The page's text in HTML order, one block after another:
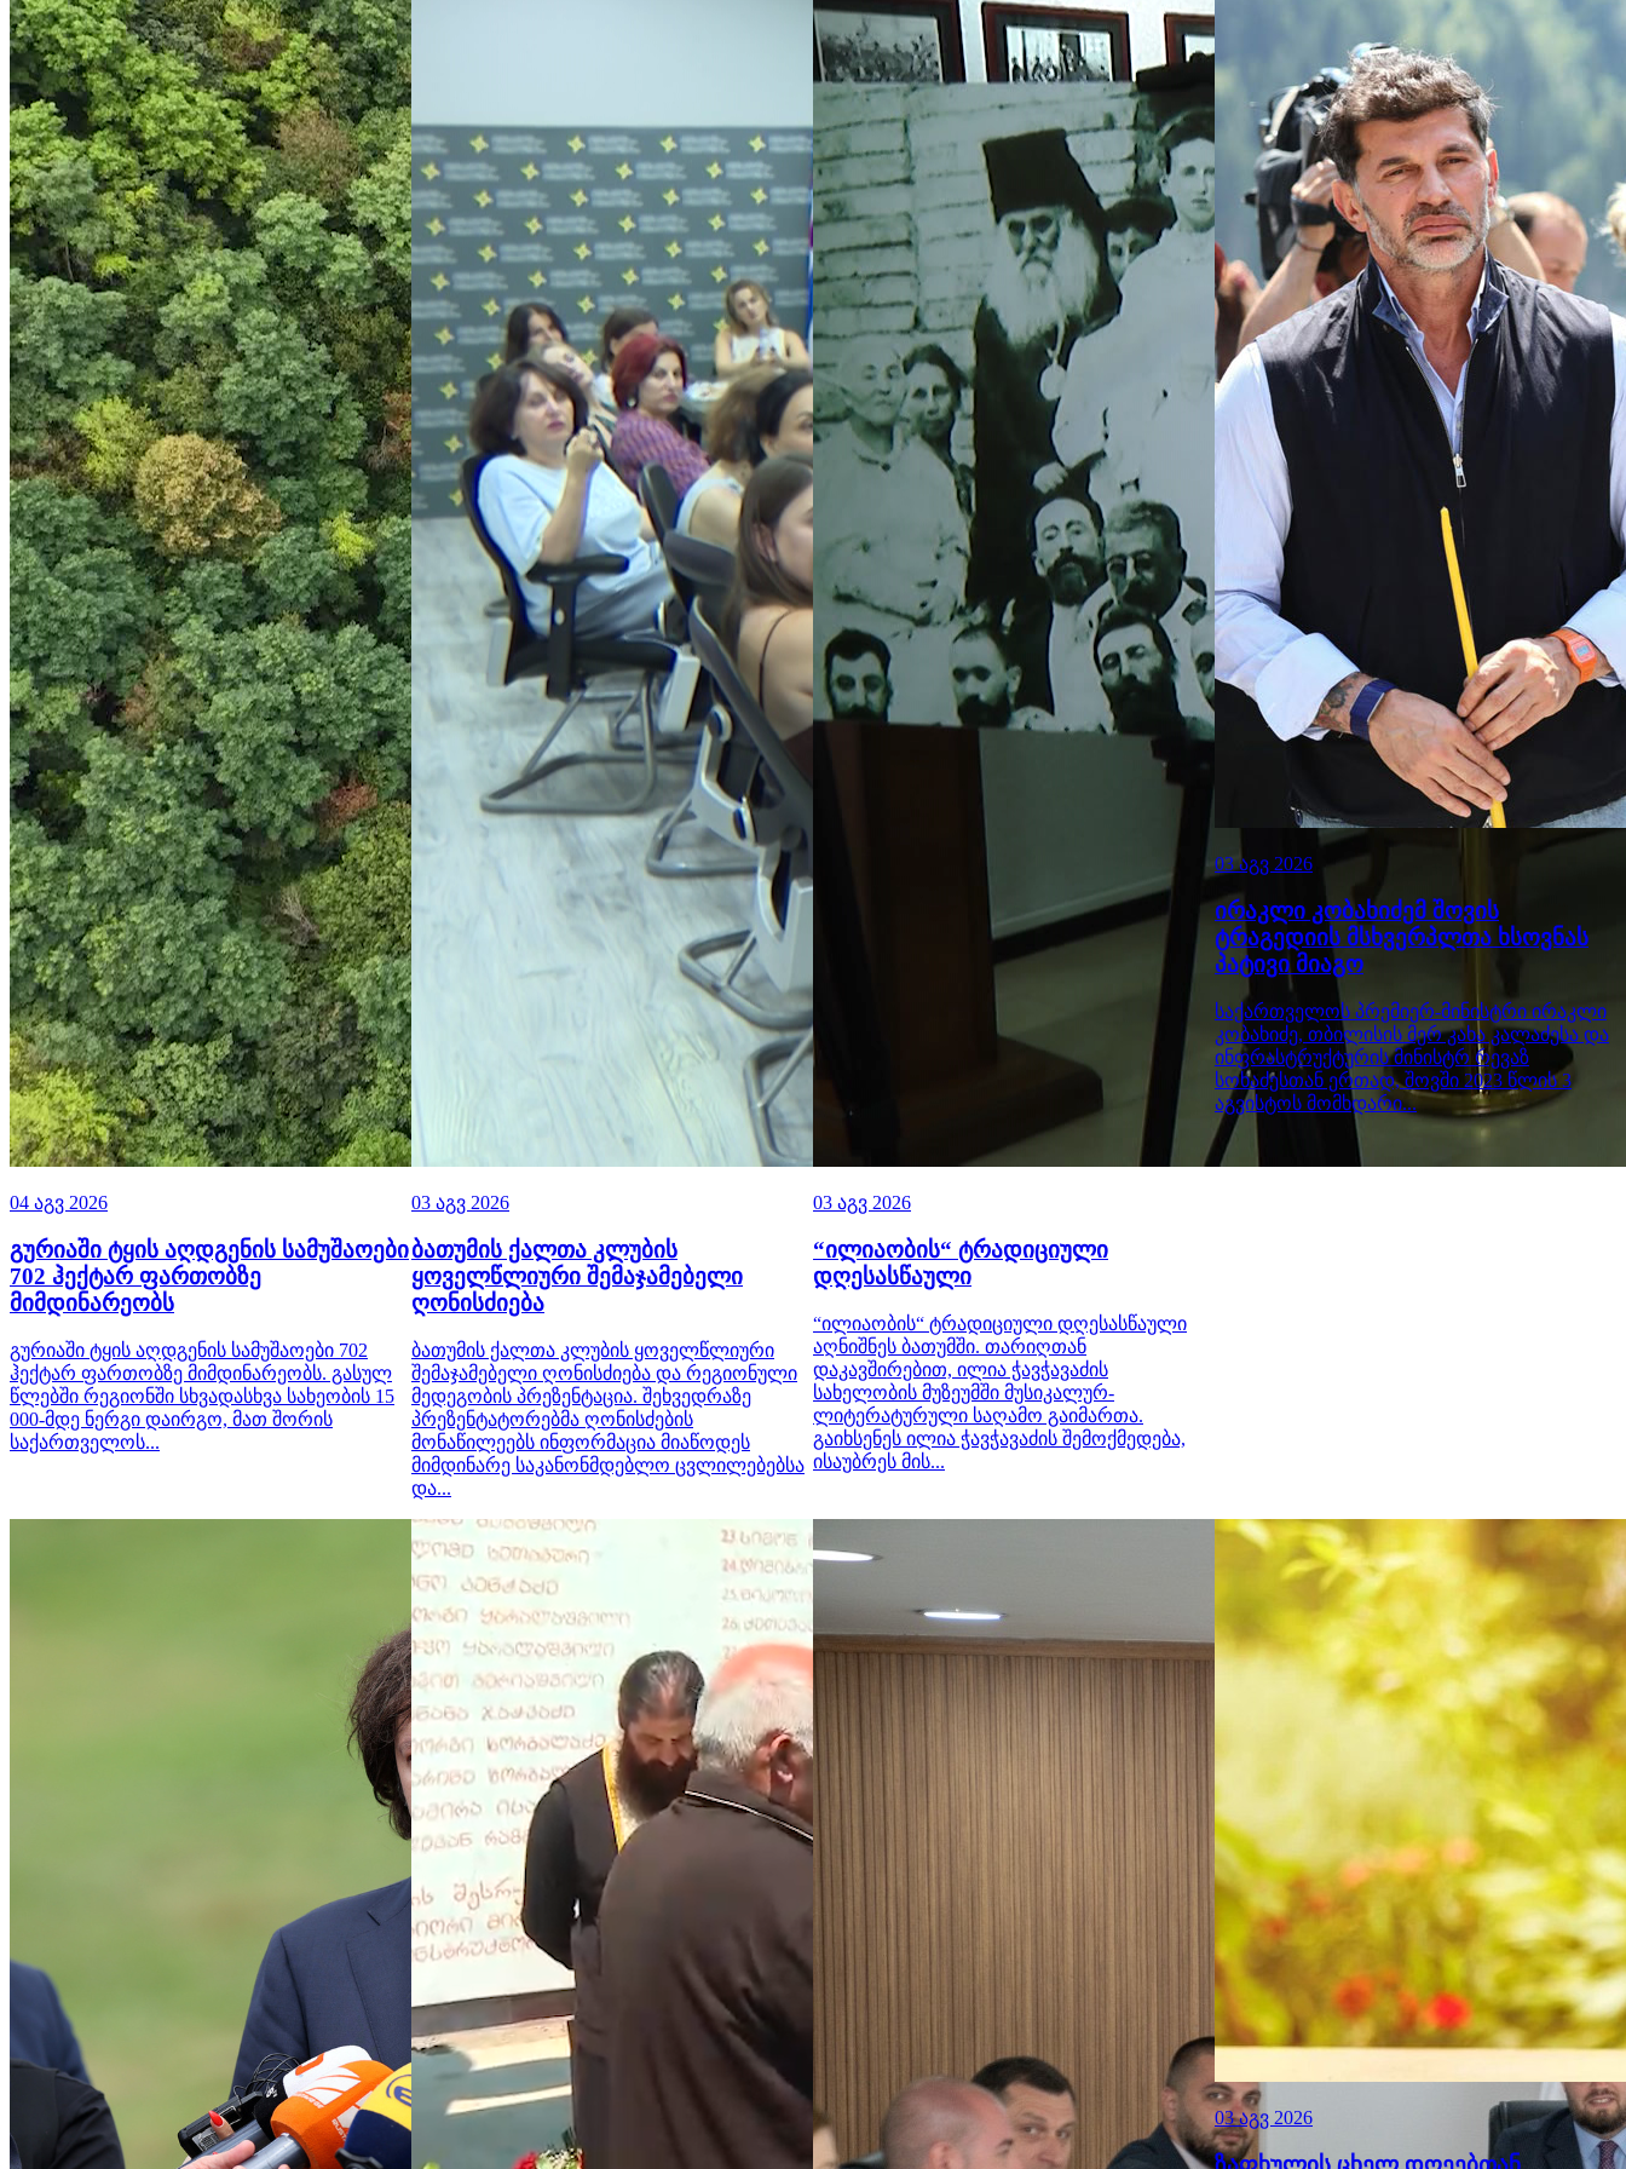
04 აგვ 2026
გურიაში ტყის აღდგენის სამუშაოები
702 ჰექტარ ფართობზე
მიმდინარეობს
გურიაში ტყის აღდგენის სამუშაოები 702
ჰექტარ ფართობზე მიმდინარეობს. გასულ
წლებში რეგიონში სხვადასხვა სახეობის 15
000-მდე ნერგი დაირგო, მათ შორის
საქართველოს...
03 აგვ 2026
ბათუმის ქალთა კლუბის
ყოველწლიური შემაჯამებელი
ღონისძიება
ბათუმის ქალთა კლუბის ყოველწლიური
შემაჯამებელი ღონისძიება და რეგიონული
მედეგობის პრეზენტაცია. შეხვედრაზე
პრეზენტატორებმა ღონისძების
მონაწილეებს ინფორმაცია მიაწოდეს
მიმდინარე საკანონმდებლო ცვლილებებსა
და...
03 აგვ 2026
“ილიაობის“ ტრადიციული
დღესასწაული
“ილიაობის“ ტრადიციული დღესასწაული
აღნიშნეს ბათუმში. თარიღთან
დაკავშირებით, ილია ჭავჭავაძის
სახელობის მუზეუმში მუსიკალურ-
ლიტერატურული საღამო გაიმართა.
გაიხსენეს ილია ჭავჭავაძის შემოქმედება,
ისაუბრეს მის...
03 აგვ 2026
ირაკლი კობახიძემ შოვის
ტრაგედიის მსხვერპლთა ხსოვნას
პატივი მიაგო
საქართველოს პრემიერ-მინისტრი ირაკლი
კობახიძე, თბილისის მერ კახა კალაძესა და
ინფრასტრუქტურის მინისტრ რევაზ
სოხაძესთან ერთად, შოვში 2023 წლის 3
აგვისტოს მომხდარი...
03 აგვ 2026